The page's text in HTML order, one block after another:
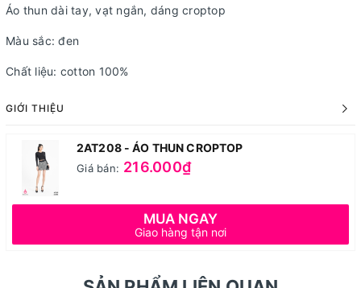
Áo thun dài tay, vạt ngắn, dáng croptop
Màu sắc: đen
Chất liệu: cotton 100%
GIỚI THIỆU
2AT208 - ÁO THUN CROPTOP
Giá bán: 216.000₫
MUA NGAY
Giao hàng tận nơi